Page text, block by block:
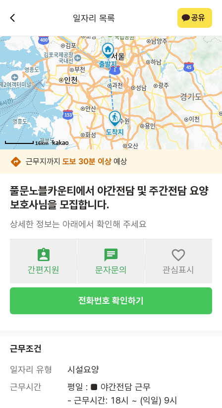
일자리 목록 공유
16km
16km
16km
16km
16km
16km
16km
16km
근무지까지 도보 30분 이상 예상
풀문노블카운티에서 야간전담 및 주간전담 요양
보호사님을 모집합니다.
상세한 정보는 아래에서 확인해 주세요
간편지원 문자문의 관심표시
전화번호 확인하기
근무조건
일자리 유형
시설요양
근무시간
평일 : ■ 야간전담 근무
- 근무시간: 18시 ~ (익일) 9시